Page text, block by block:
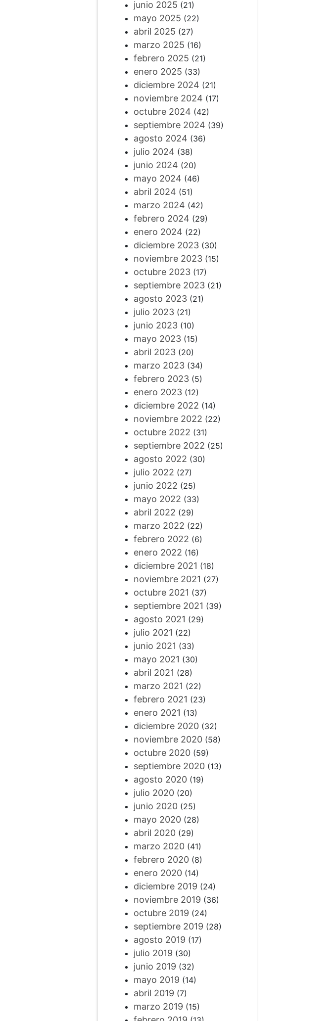
junio 2025 (21)
mayo 2025 (22)
abril 2025 (27)
marzo 2025 (16)
febrero 2025 (21)
enero 2025 (33)
diciembre 2024 (21)
noviembre 2024 (17)
octubre 2024 (42)
septiembre 2024 (39)
agosto 2024 (36)
julio 2024 (38)
junio 2024 (20)
mayo 2024 (46)
abril 2024 (51)
marzo 2024 (42)
febrero 2024 (29)
enero 2024 (22)
diciembre 2023(30)
noviembre 2023(15)
octubre 2023(17)
septiembre 2023(21)
agosto 2023(21)
julio 2023(21)
junio 2023(10)
mayo 2023(15)
abril 2023(20)
marzo 2023(34)
febrero 2023(5)
enero 2023(12)
diciembre 2022 (14)
noviembre 2022 (22)
octubre 2022 (31)
septiembre 2022 (25)
agosto 2022 (30)
julio 2022 (27)
junio 2022 (25)
mayo 2022 (33)
abril 2022 (29)
marzo 2022 (22)
febrero 2022 (6)
enero 2022 (16)
diciembre 2021 (18)
noviembre 2021 (27)
octubre 2021 (37)
septiembre 2021 (39)
agosto 2021 (29)
julio 2021 (22)
junio 2021 (33)
mayo 2021 (30)
abril 2021 (28)
marzo 2021 (22)
febrero 2021 (23)
enero 2021 (13)
diciembre 2020(32)
noviembre 2020(58)
octubre 2020(59)
septiembre 2020(13)
agosto 2020(19)
julio 2020(20)
junio 2020(25)
mayo 2020(28)
abril 2020(29)
marzo 2020(41)
febrero 2020(8)
enero 2020(14)
diciembre 2019 (24)
noviembre 2019 (36)
octubre 2019 (24)
septiembre 2019 (28)
agosto 2019 (17)
julio 2019 (30)
junio 2019 (32)
mayo 2019 (14)
abril 2019 (7)
marzo 2019 (15)